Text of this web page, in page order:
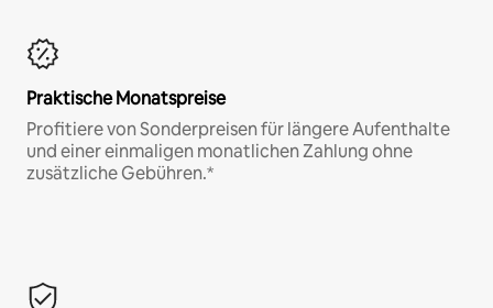
Praktische Monatspreise
Profitiere von Sonderpreisen für längere Aufenthalte
und einer einmaligen monatlichen Zahlung ohne
zusätzliche Gebühren.*